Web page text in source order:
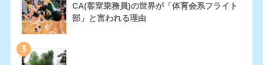
CA(客室乗務員)の世界が「体育会系フライト
部」と言われる理由
3